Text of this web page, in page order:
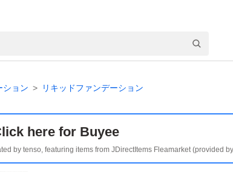
ション リキッドファンデーション
here for Buyee
by tenso, featuring items from JDirectItems Fleamarket (provided